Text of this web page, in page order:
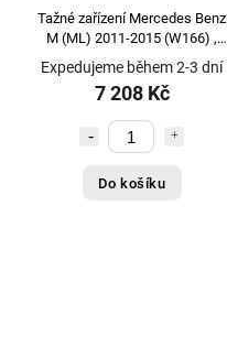
Tažné zařízení Mercedes Benz
M (ML) 2011-2015 (W166) ,
pevné 2 šr., Galia
Expedujeme během 2-3 dní
7 208 Kč
Do košíku